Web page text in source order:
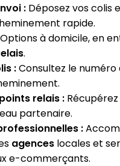
: Déposez vos colis
rapide.
Options à domicile, en
.
:Consultez le numéro
relais :
partenaire.
:
agences locales et
e-commerçants.